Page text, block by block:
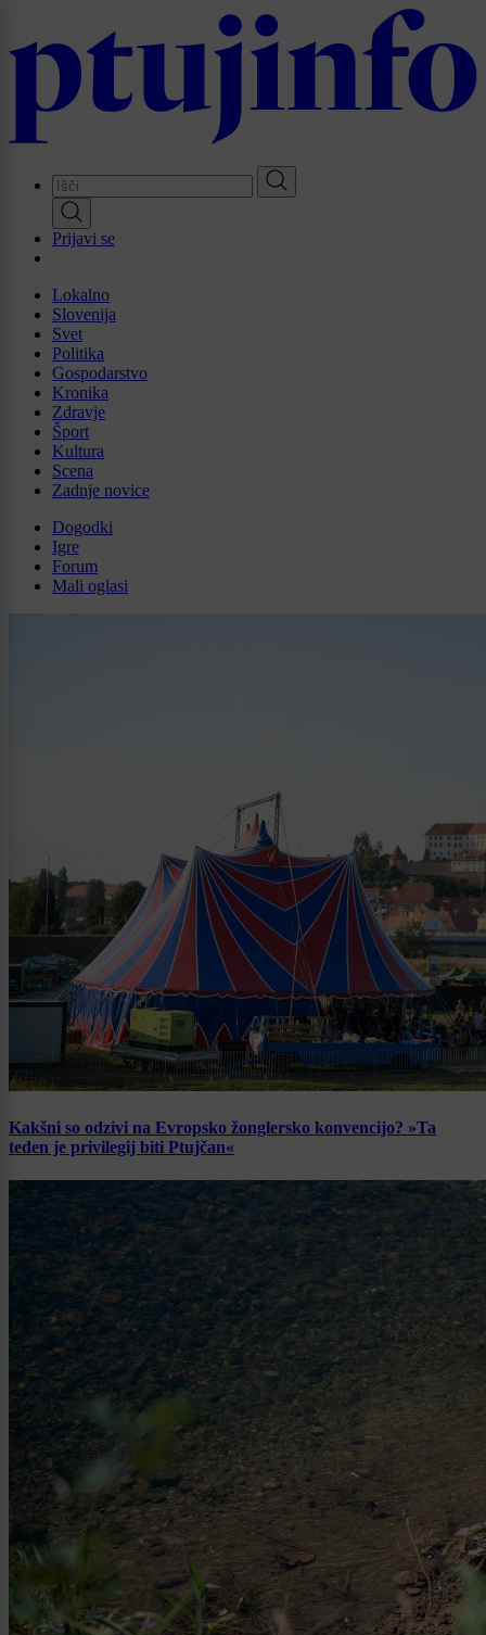
main
Prijavi se
Lokalno
Slovenija
Svet
Politika
Gospodarstvo
Kronika
Zdravje
Šport
Kultura
Scena
Zadnje novice
Dogodki
Igre
Forum
Mali oglasi
Kakšni so odzivi na Evropsko žonglersko konvencijo? »Ta
teden je privilegij biti Ptujčan«